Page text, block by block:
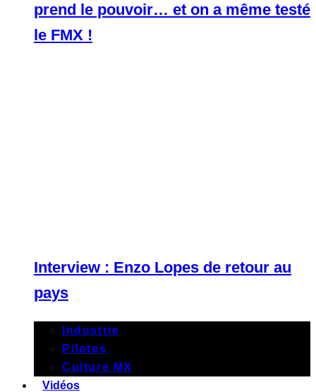
prend le pouvoir… et on a même testé
le FMX !
Interview : Enzo Lopes de retour au
pays
Industrie
Pilotes
Culture MX
Vidéos